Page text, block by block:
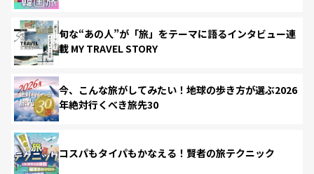
旬な“あの人”が「旅」をテーマに語るインタビュー連
載 MY TRAVEL STORY
今、こんな旅がしてみたい！地球の歩き方が選ぶ2026
年絶対行くべき旅先30
コスパもタイパもかなえる！賢者の旅テクニック